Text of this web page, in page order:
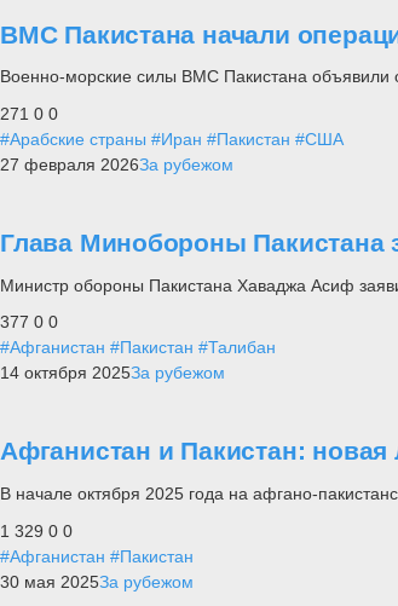
ВМС Пакистана начали
Военно-морские силы ВМС Пакистана объявили
271 0 0
#Арабские страны #Иран #Пакистан #США
27 февраля 2026За рубежом
Глава Минобороны Пакистана
Министр обороны Пакистана Хаваджа Асиф
377 0 0
#Афганистан #Пакистан #Талибан
14 октября 2025За рубежом
Афганистан и Пакистан:
В начале октября 2025 года на афгано-
1 329 0 0
#Афганистан #Пакистан
30 мая 2025За рубежом